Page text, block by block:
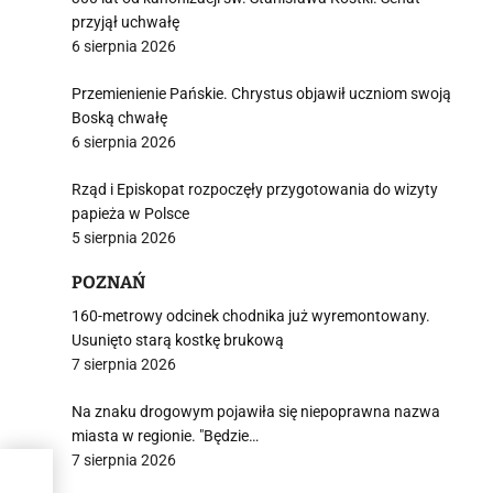
przyjął uchwałę
6 sierpnia 2026
Przemienienie Pańskie. Chrystus objawił uczniom swoją
Boską chwałę
6 sierpnia 2026
Rząd i Episkopat rozpoczęły przygotowania do wizyty
papieża w Polsce
5 sierpnia 2026
POZNAŃ
160-metrowy odcinek chodnika już wyremontowany.
Usunięto starą kostkę brukową
7 sierpnia 2026
Na znaku drogowym pojawiła się niepoprawna nazwa
miasta w regionie. "Będzie…
7 sierpnia 2026